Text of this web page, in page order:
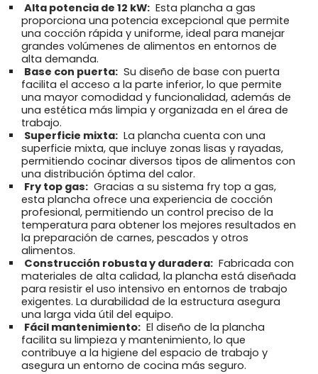
Alta potencia de 12 kW: Esta plancha a gas
proporciona una potencia excepcional que permite
una cocción rápida y uniforme, ideal para manejar
grandes volúmenes de alimentos en entornos de
alta demanda.
Base con puerta: Su diseño de base con puerta
facilita el acceso a la parte inferior, lo que permite
una mayor comodidad y funcionalidad, además de
una estética más limpia y organizada en el área de
trabajo.
Superficie mixta: La plancha cuenta con una
superficie mixta, que incluye zonas lisas y rayadas,
permitiendo cocinar diversos tipos de alimentos con
una distribución óptima del calor.
Fry top gas: Gracias a su sistema fry top a gas,
esta plancha ofrece una experiencia de cocción
profesional, permitiendo un control preciso de la
temperatura para obtener los mejores resultados en
la preparación de carnes, pescados y otros
alimentos.
Construcción robusta y duradera: Fabricada con
materiales de alta calidad, la plancha está diseñada
para resistir el uso intensivo en entornos de trabajo
exigentes. La durabilidad de la estructura asegura
una larga vida útil del equipo.
Fácil mantenimiento: El diseño de la plancha
facilita su limpieza y mantenimiento, lo que
contribuye a la higiene del espacio de trabajo y
asegura un entorno de cocina más seguro.